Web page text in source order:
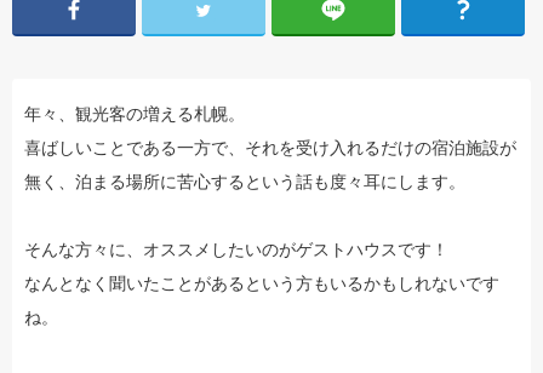
年々、観光客の増える札幌。
喜ばしいことである一方で、それを受け入れるだけの宿泊施設が
無く、泊まる場所に苦心するという話も度々耳にします。
そんな方々に、オススメしたいのがゲストハウスです！
なんとなく聞いたことがあるという方もいるかもしれないです
ね。